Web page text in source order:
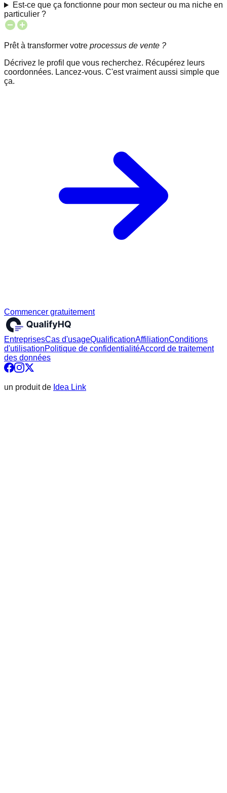
Est-ce que ça fonctionne pour mon secteur ou ma niche en
particulier ?
Prêt à transformer votre processus de vente ?
Décrivez le profil que vous recherchez. Récupérez leurs
coordonnées. Lancez-vous. C'est vraiment aussi simple que
ça.
Commencer gratuitement
EntreprisesCas d'usageQualificationAffiliationConditions
d'utilisationPolitique de confidentialitéAccord de traitement
des données
un produit de Idea Link